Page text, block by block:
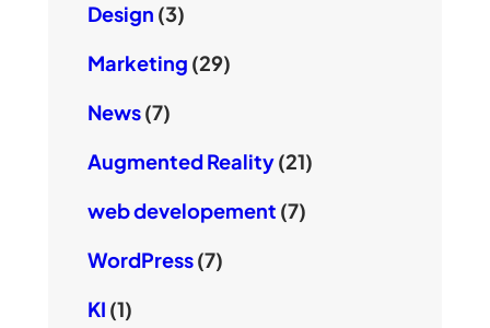
Design (3)
Marketing (29)
News(7)
Augmented Reality(21)
web developement (7)
WordPress(7)
KI (1)